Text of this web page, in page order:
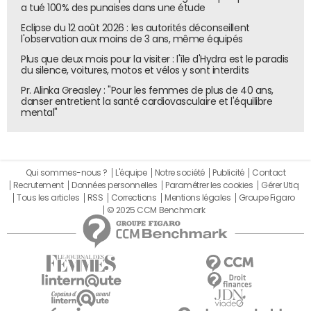
répondre "aux besoins urgents en matière de canicule et
de soutien aux crises".
Du côté de la Sécurité sociale, la dynamique des arrêts
maladie est pointée du doigt, avec des dépenses
d’indemnités journalières ayant augmenté de 45% en
sept ans. Un mandat a été "confié aux partenaires
Ce nouvel effort budgétaire pourrait ne pas suffire à
atteindre la cible de déficit de 5% du PIB pour 2026. Le
ministre de l’Economie, Roland Lescure, a déclaré :
"Evidemment, notre objectif de déficit public de 5% est
aujourd’hui difficile à atteindre. Nous ferons tout pour nous
en rapprocher au maximum". Le déficit était de 5,1% du PIB
en 2025.
La situation est d’autant plus tendue que le
a tué 100% des punaises dans une étude
Eclipse du 12 août 2026 : les autorités déconseillent
l'observation aux moins de 3 ans, même équipés
Plus que deux mois pour la visiter : l'île d'Hydra est le paradis
du silence, voitures, motos et vélos y sont interdits
Pr. Alinka Greasley : "Pour les femmes de plus de 40 ans,
danser entretient la santé cardiovasculaire et l'équilibre
mental"
Qui sommes-nous ? L'équipe Notre société Publicité
Contact
Recrutement
Données personnelles Paramétrer les cookies
Gérer Utiq
Tous les articles
RSS Corrections Mentions légales
Groupe Figaro
© 2025 CCM Benchmark